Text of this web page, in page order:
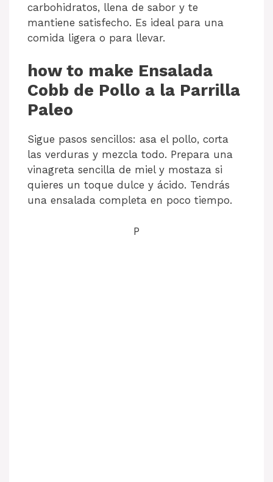
carbohidratos, llena de sabor y te
mantiene satisfecho. Es ideal para una
comida ligera o para llevar.
how to make Ensalada
Cobb de Pollo a la Parrilla
Paleo
Sigue pasos sencillos: asa el pollo, corta
las verduras y mezcla todo. Prepara una
vinagreta sencilla de miel y mostaza si
quieres un toque dulce y ácido. Tendrás
una ensalada completa en poco tiempo.
P